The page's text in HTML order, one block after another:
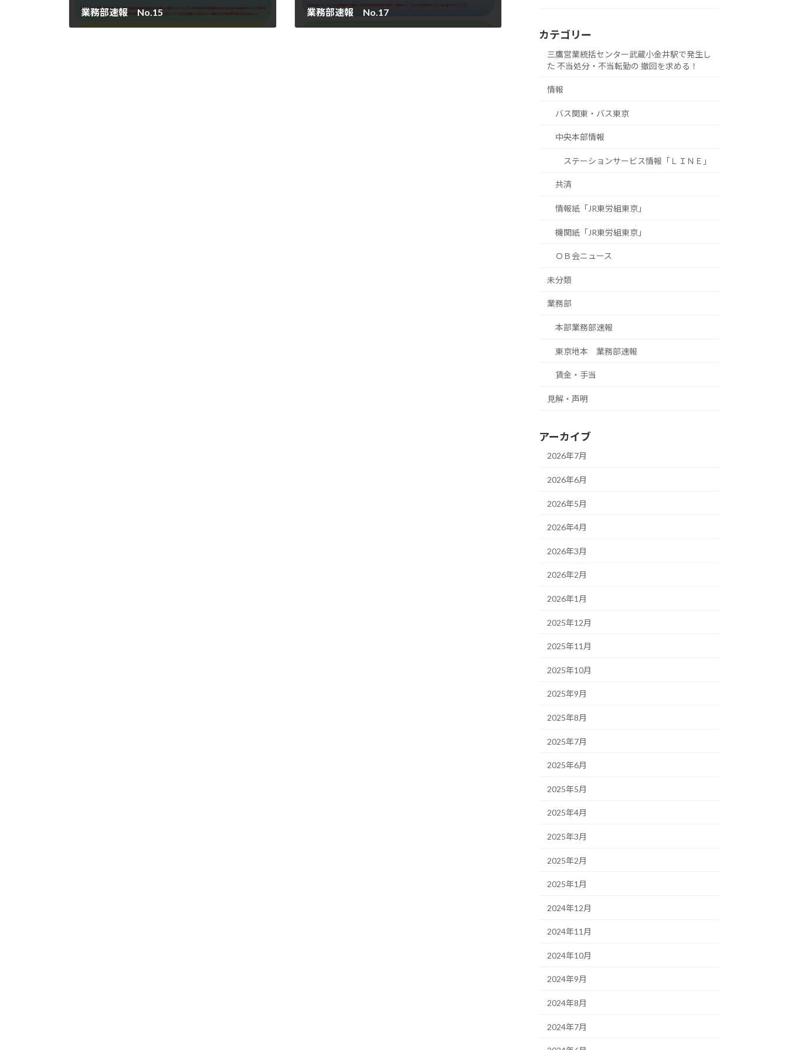
業務部速報 No.15 業務部速報 No.17
カテゴリー
三鷹営業統括センター武蔵小金井駅で発生し
た 不当処分・不当転勤の 撤回を求める！
情報
バス関東・バス東京
中央本部情報
ステーションサービス情報「ＬＩＮＥ」
共済
情報紙「JR東労組東京」
機関紙「JR東労組東京」
ＯＢ会ニュース
未分類
業務部
本部業務部速報
東京地本 業務部速報
賃金・手当
見解・声明
アーカイブ
2026年7月
2026年6月
2026年5月
2026年4月
2026年3月
2026年2月
2026年1月
2025年12月
2025年11月
2025年10月
2025年9月
2025年8月
2025年7月
2025年6月
2025年5月
2025年4月
2025年3月
2025年2月
2025年1月
2024年12月
2024年11月
2024年10月
2024年9月
2024年8月
2024年7月